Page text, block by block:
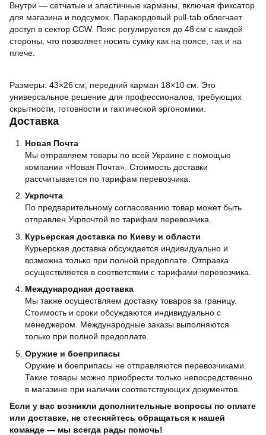
Внутри — сетчатые и эластичные карманы, включая фиксатор
для магазина и подсумок. Паракордовый pull-tab облегчает
доступ в сектор CCW. Пояс регулируется до 48 см с каждой
стороны, что позволяет носить сумку как на поясе, так и на
плече.
Размеры: 43×26 см, передний карман 18×10 см. Это
универсальное решение для профессионалов, требующих
скрытности, готовности и тактической эргономики.
Доставка
Новая Почта
Мы отправляем товары по всей Украине с помощью
компании «Новая Почта». Стоимость доставки
рассчитывается по тарифам перевозчика.
Укрпочта
По предварительному согласованию товар может быть
отправлен Укрпочтой по тарифам перевозчика.
Курьерская доставка по Киеву и области
Курьерская доставка обсуждается индивидуально и
возможна только при полной предоплате. Отправка
осуществляется в соответствии с тарифами перевозчика.
Международная доставка
Мы также осуществляем доставку товаров за границу.
Стоимость и сроки обсуждаются индивидуально с
менеджером. Международные заказы выполняются
только при полной предоплате.
Оружие и боеприпасы
Оружие и боеприпасы не отправляются перевозчиками.
Такие товары можно приобрести только непосредственно
в магазине при наличии соответствующих документов.
Если у вас возникли дополнительные вопросы по оплате
или доставке, не стесняйтесь обращаться к нашей
команде — мы всегда рады помочь!